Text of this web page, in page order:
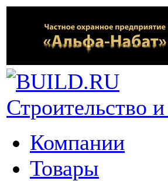
Строительство
Компании
Товары